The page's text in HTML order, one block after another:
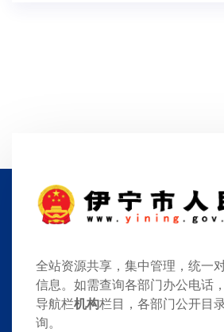
全站资源共享，集中管理，统一
信息。如需查询各部门办公电话
导航栏机构栏目，各部门公开目
询。